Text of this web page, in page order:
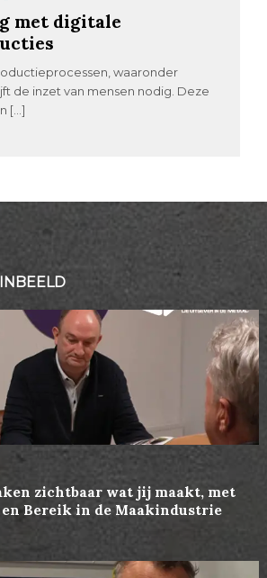
met digitale
waaronder
de inzet van mensen nodig. Deze
[…]
zichtbaar wat jij maakt, met
Bereik in de Maakindustrie